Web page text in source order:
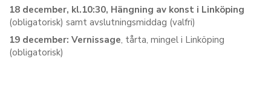
18 december, kl.10:30, Hängning av konst i Linköping
(obligatorisk) samt avslutningsmiddag (valfri)
19 december: Vernissage, tårta, mingel i Linköping
(obligatorisk)